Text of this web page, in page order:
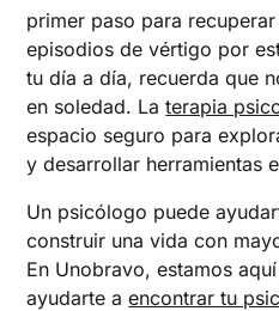
primer paso para
episodios de vértigo por
tu día a día, recuerda que
en soledad. Laterapia
espacio seguro para
y desarrollar herramientas
Un psicólogo puede
construir una vida con
En Unobravo, estamos
ayudarte aencontrar tu